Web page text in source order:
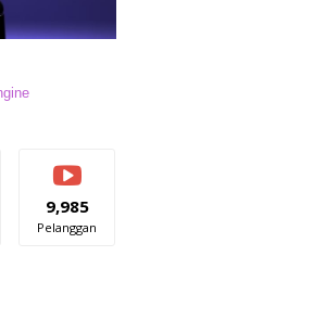
9,985
Pelanggan